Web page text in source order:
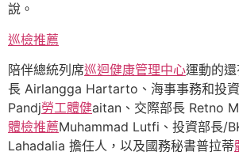
說。
巡檢推薦
陪伴總統列席巡迴健康管理中心運動的
長 Airlangga Hartarto、海事事務和投
Pandj勞工體健aitan、交際部長 Retno
體檢推薦Muhammad Lutfi、投資部長/
Lahadalia 擔任人，以及國務秘書普拉蒂